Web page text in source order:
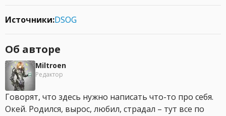
Источники:DSOG
Об авторе
Miltroen
Редактор
Говорят, что здесь нужно написать что-то про себя.
Окей. Родился, вырос, любил, страдал – тут все по